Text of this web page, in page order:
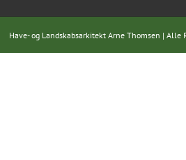
Have- og Landskabsarkitekt Arne Thomsen | Alle